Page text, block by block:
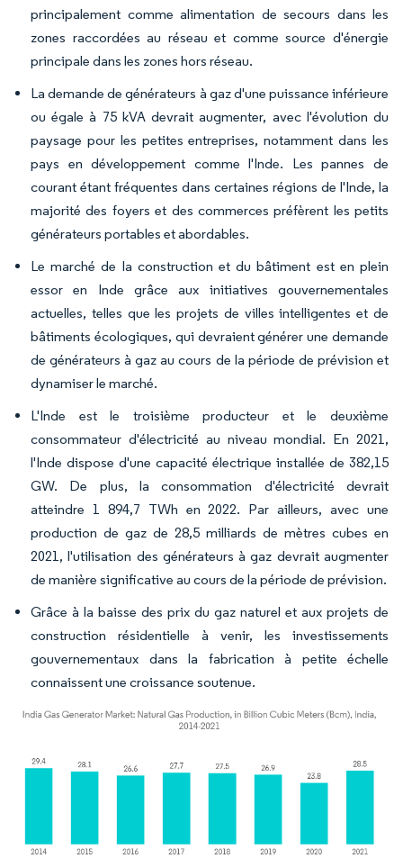
principalement comme alimentation de secours dans les
zones raccordées au réseau et comme source d'énergie
principale dans les zones hors réseau.
La demande de générateurs à gaz d'une puissance inférieure
ou égale à 75 kVA devrait augmenter, avec l'évolution du
paysage pour les petites entreprises, notamment dans les
pays en développement comme l'Inde. Les pannes de
courant étant fréquentes dans certaines régions de l'Inde, la
majorité des foyers et des commerces préfèrent les petits
générateurs portables et abordables.
Le marché de la construction et du bâtiment est en plein
essor en Inde grâce aux initiatives gouvernementales
actuelles, telles que les projets de villes intelligentes et de
bâtiments écologiques, qui devraient générer une demande
de générateurs à gaz au cours de la période de prévision et
dynamiser le marché.
L'Inde est le troisième producteur et le deuxième
consommateur d'électricité au niveau mondial. En 2021,
l'Inde dispose d'une capacité électrique installée de 382,15
GW. De plus, la consommation d'électricité devrait
atteindre 1 894,7 TWh en 2022. Par ailleurs, avec une
production de gaz de 28,5 milliards de mètres cubes en
2021, l'utilisation des générateurs à gaz devrait augmenter
de manière significative au cours de la période de prévision.
Grâce à la baisse des prix du gaz naturel et aux projets de
construction résidentielle à venir, les investissements
gouvernementaux dans la fabrication à petite échelle
connaissent une croissance soutenue.